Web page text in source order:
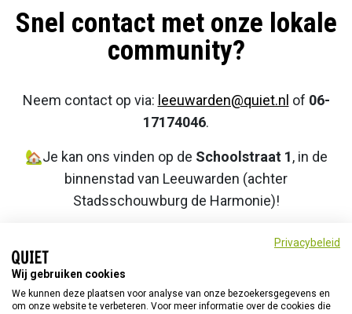
Snel contact met onze lokale
community?
Neem contact op via: leeuwarden@quiet.nl of 06-
17174046.
🏡Je kan ons vinden op de Schoolstraat 1, in de
binnenstad van Leeuwarden (achter
Stadsschouwburg de Harmonie)!
Openingstijden/inloop (vanaf januari 2026):
vrijdagen
Privacybeleid
Wij gebruiken cookies
We kunnen deze plaatsen voor analyse van onze bezoekersgegevens en
om onze website te verbeteren. Voor meer informatie over de cookies die